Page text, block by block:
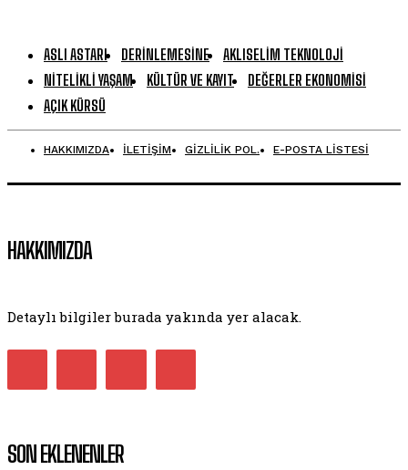
ASLI ASTARI DERINLEMESINE
AKLISELIM TEKNOLOJI
NITELIKLI YAŞAM
KÜLTÜR VE KAYIT
DEĞERLER EKONOMISI
AÇIK KÜRSÜ
HAKKIMIZDA İLETİŞİM GİZLİLİK POL. E-POSTA LİSTESİ
HAKKIMIZDA
Detaylı bilgiler burada yakında yer alacak.
SON EKLENENLER